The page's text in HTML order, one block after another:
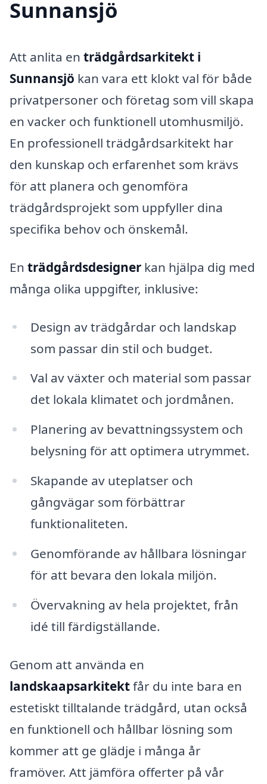
Sunnansjö
Att anlita en trädgårdsarkitekt i
Sunnansjö kan vara ett klokt val för både
privatpersoner och företag som vill skapa
en vacker och funktionell utomhusmiljö.
En professionell trädgårdsarkitekt har
den kunskap och erfarenhet som krävs
för att planera och genomföra
trädgårdsprojekt som uppfyller dina
specifika behov och önskemål.
En trädgårdsdesigner kan hjälpa dig med
många olika uppgifter, inklusive:
Design av trädgårdar och landskap
som passar din stil och budget.
Val av växter och material som passar
det lokala klimatet och jordmånen.
Planering av bevattningssystem och
belysning för att optimera utrymmet.
Skapande av uteplatser och
gångvägar som förbättrar
funktionaliteten.
Genomförande av hållbara lösningar
för att bevara den lokala miljön.
Övervakning av hela projektet, från
idé till färdigställande.
Genom att använda en
landskaapsarkitektfår du inte bara en
estetiskt tilltalande trädgård, utan också
en funktionell och hållbar lösning som
kommer att ge glädje i många år
framöver. Att jämföra offerter på vår